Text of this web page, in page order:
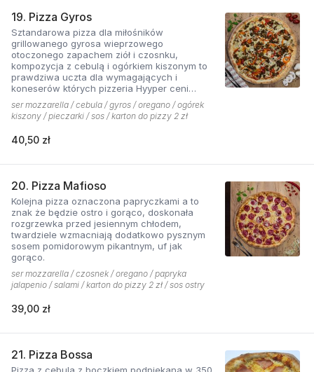
19. Pizza Gyros
Sztandarowa pizza dla miłośników
grillowanego gyrosa wieprzowego
otoczonego zapachem ziół i czosnku,
kompozycja z cebulą i ogórkiem kiszonym to
prawdziwa uczta dla wymagających i
koneserów których pizzeria Hyyper ceni
najbardziej. . Chodzą słuchy, że gyros Hyyper
jest najlepszy w mieście
ser mozzarella / cebula / gyros / oregano / ogórek
kiszony / pieczarki / sos / karton do pizzy 2 zł
40,50 zł
20. Pizza Mafioso
Kolejna pizza oznaczona papryczkami a to
znak że będzie ostro i gorąco, doskonała
rozgrzewka przed jesiennym chłodem,
twardziele wzmacniają dodatkowo pysznym
sosem pomidorowym pikantnym, uf jak
gorąco.
ser mozzarella / czosnek / oregano / papryka
jalapenio / salami / karton do pizzy 2 zł / sos ostry
39,00 zł
21. Pizza Bossa
Pizza z cebulą z boczkiem podpiekana w 350